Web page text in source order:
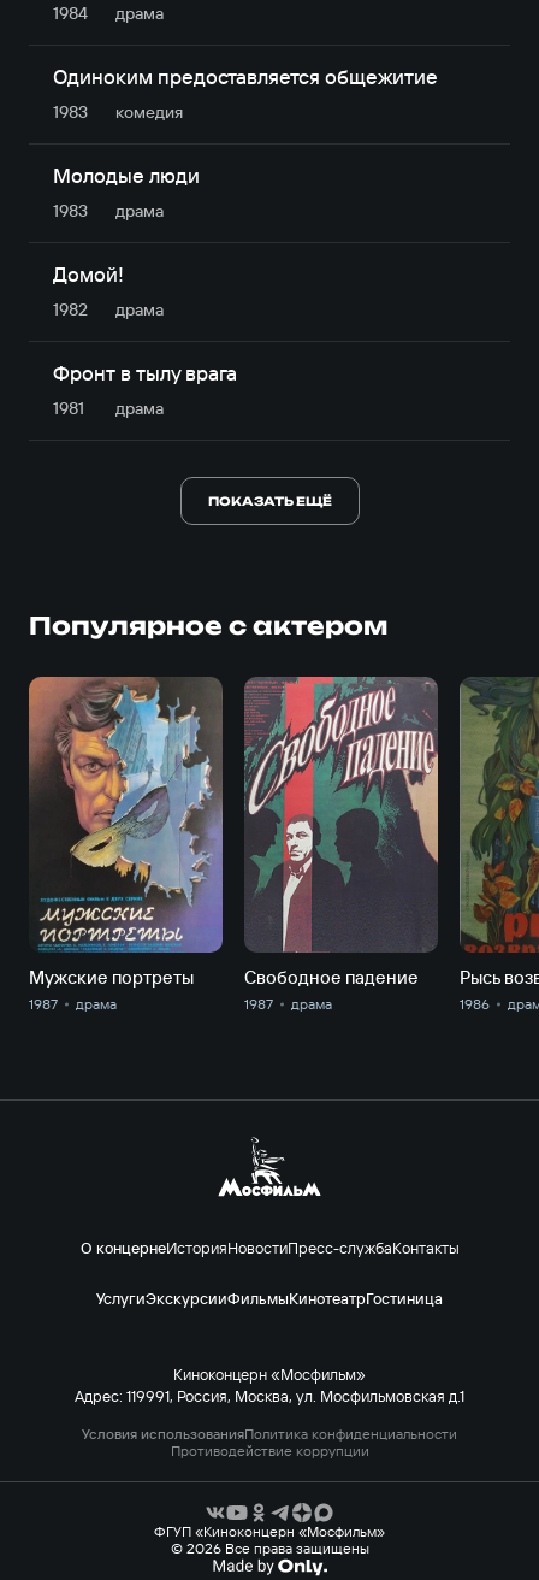
1984 драма
Одиноким предоставляется общежитие
1983 комедия
Молодые люди
1983 драма
Домой!
1982 драма
Фронт в тылу врага
1981 драма
ПОКАЗАТЬ ЕЩЁ
Популярное с актером
Мужские портреты
1987 драма
Свободное падение
1987 драма
Рысь
1986
О концернеИсторияНовостиПресс-службаКонтакты
УслугиЭкскурсииФильмыКинотеатрГостиница
Киноконцерн «Мосфильм»
Адрес: 119991, Россия, Москва, ул. Мосфильмовская д.1
Условия использованияПолитика конфиденциальности
Противодействие коррупции
ФГУП «Киноконцерн «Мосфильм»
© 2026 Все права защищены